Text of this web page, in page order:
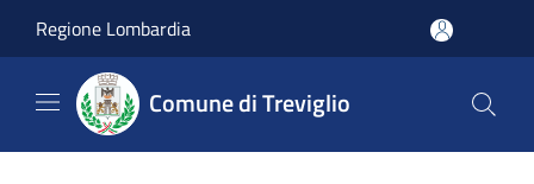
Regione Lombardia
Comune di Treviglio